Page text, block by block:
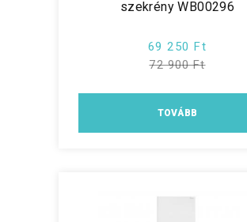
szekrény WB00296
69 250 Ft
72 900 Ft
TOVÁBB